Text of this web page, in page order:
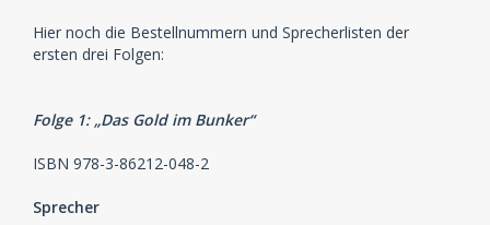
Hier noch die Bestellnummern und Sprecherlisten der
ersten drei Folgen:
Folge 1: „Das Gold im Bunker“
ISBN 978-3-86212-048-2
Sprecher